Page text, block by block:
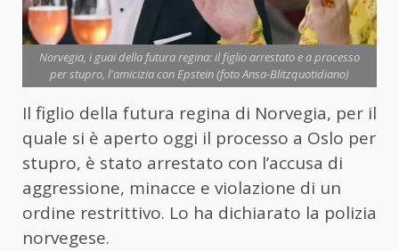
Norvegia, i guai della futura regina: il figlio arrestato e a processo
per stupro, l'amicizia con Epstein (foto Ansa-Blitzquotidiano)
Il figlio della futura regina di Norvegia, per il
quale si è aperto oggi il processo a Oslo per
stupro, è stato arrestato con l’accusa di
aggressione, minacce e violazione di un
ordine restrittivo. Lo ha dichiarato la polizia
norvegese.